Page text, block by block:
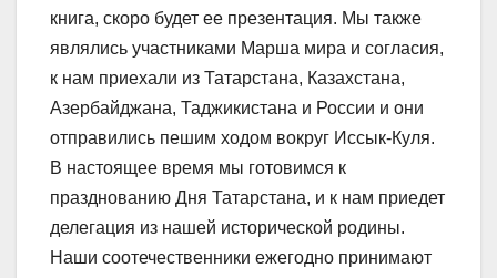
книга, скоро будет ее презентация. Мы также
являлись участниками Марша мира и согласия,
к нам приехали из Татарстана, Казахстана,
Азербайджана, Таджикистана и России и они
отправились пешим ходом вокруг Иссык-Куля.
В настоящее время мы готовимся к
празднованию Дня Татарстана, и к нам приедет
делегация из нашей исторической родины.
Наши соотечественники ежегодно принимают